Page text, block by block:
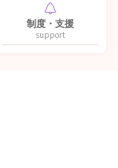
制度・支援
support